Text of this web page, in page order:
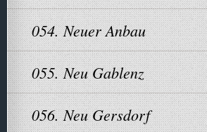
054. Neuer Anbau
055. Neu Gablenz
056. Neu Gersdorf